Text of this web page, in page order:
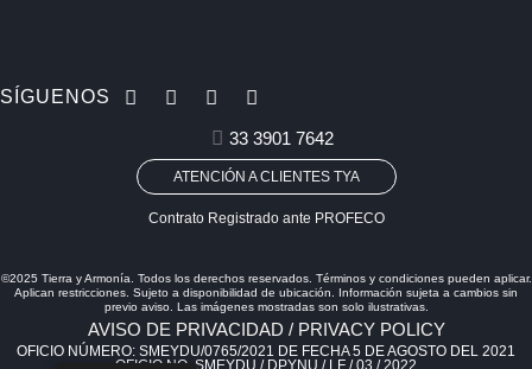
SÍGUENOS
33 3901 7642
ATENCIÓN A CLIENTES TYA
Contrato Registrado ante PROFECO
©2025 Tierra y Armonía. Todos los derechos reservados. Términos y condiciones pueden aplicar.
Aplican restricciones. Sujeto a disponibilidad de ubicación. Información sujeta a cambios sin
previo aviso. Las imágenes mostradas son solo ilustrativas.
AVISO DE PRIVACIDAD / PRIVACY POLICY
OFICIO NÚMERO: SMEYDU/0765/2021 DE FECHA 5 DE AGOSTO DEL 2021